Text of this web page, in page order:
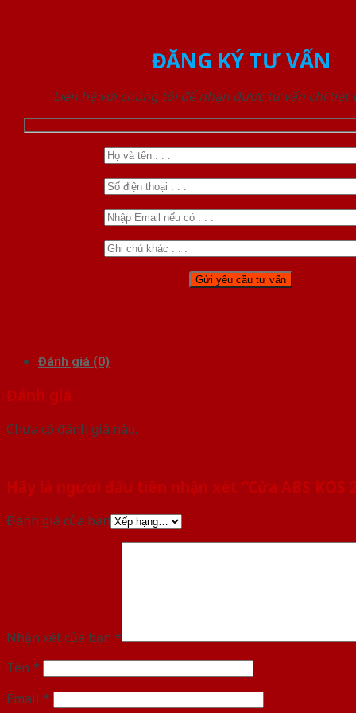
ĐĂNG KÝ TƯ VẤN
Liên hệ với chúng tôi để nhận được tư vấn chi tiết
Đánh giá (0)
Đánh giá
Chưa có đánh giá nào.
Hãy là người đầu tiên nhận xét “Cửa ABS KOS
Đánh giá của bạn
Nhận xét của bạn *
Tên *
Email *